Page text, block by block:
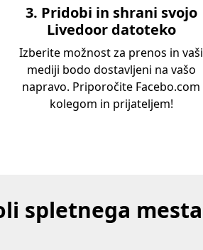
3. Pridobi in shrani svojo
Livedoor datoteko
Izberite možnost za prenos in vaši
mediji bodo dostavljeni na vašo
napravo. Priporočite Facebo.com
kolegom in prijateljem!
spletnega mesta